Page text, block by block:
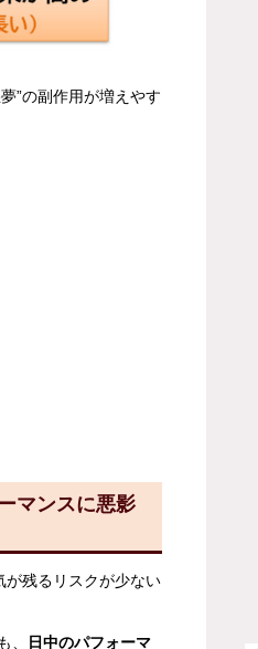
”の副作用が増えやす
マンスに悪影
残るリスクが少ない
、
日中のパフォーマ